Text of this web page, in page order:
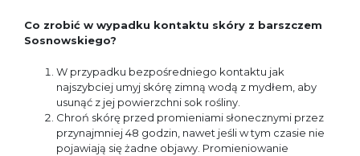
Co zrobić w wypadku kontaktu skóry z barszczem
Sosnowskiego?
W przypadku bezpośredniego kontaktu jak
najszybciej umyj skórę zimną wodą z mydłem, aby
usunąć z jej powierzchni sok rośliny.
Chroń skórę przed promieniami słonecznymi przez
przynajmniej 48 godzin, nawet jeśli w tym czasie nie
pojawiają się żadne objawy. Promieniowanie